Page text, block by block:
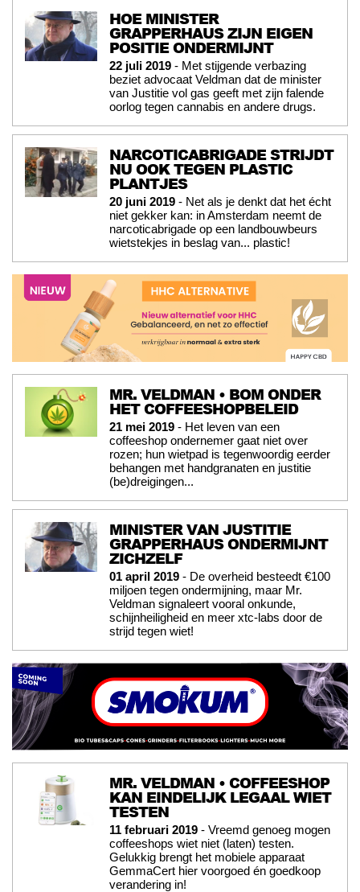
HOE MINISTER
GRAPPERHAUS ZIJN EIGEN
POSITIE ONDERMIJNT
22 juli 2019 - Met stijgende verbazing
beziet advocaat Veldman dat de minister
van Justitie vol gas geeft met zijn falende
oorlog tegen cannabis en andere drugs.
NARCOTICABRIGADE STRIJDT
NU OOK TEGEN PLASTIC
PLANTJES
20 juni 2019 - Net als je denkt dat het écht
niet gekker kan: in Amsterdam neemt de
narcoticabrigade op een landbouwbeurs
wietstekjes in beslag van... plastic!
MR. VELDMAN • BOM ONDER
HET COFFEESHOPBELEID
21 mei 2019 - Het leven van een
coffeeshop ondernemer gaat niet over
rozen; hun wietpad is tegenwoordig eerder
behangen met handgranaten en justitie
(be)dreigingen...
MINISTER VAN JUSTITIE
GRAPPERHAUS ONDERMIJNT
ZICHZELF
01 april 2019 - De overheid besteedt €100
miljoen tegen ondermijning, maar Mr.
Veldman signaleert vooral onkunde,
schijnheiligheid en meer xtc-labs door de
strijd tegen wiet!
MR. VELDMAN • COFFEESHOP
KAN EINDELIJK LEGAAL WIET
TESTEN
11 februari 2019 - Vreemd genoeg mogen
coffeeshops wiet niet (laten) testen.
Gelukkig brengt het mobiele apparaat
GemmaCert hier voorgoed én goedkoop
verandering in!